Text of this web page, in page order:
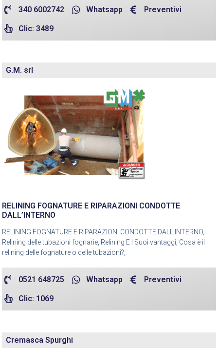
340 6002742 Whatsapp Preventivi
Clic: 3489
G.M. srl
RELINING FOGNATURE E RIPARAZIONI CONDOTTE
DALL’INTERNO
RELINING FOGNATURE E RIPARAZIONI CONDOTTE DALL'INTERNO,
Relining delle tubazioni fognarie, Relining E I Suoi vantaggi, Cosa è il
relining delle fognature o delle tubazioni?,
0521 648725 Whatsapp Preventivi
Clic: 1069
Cremasca Spurghi